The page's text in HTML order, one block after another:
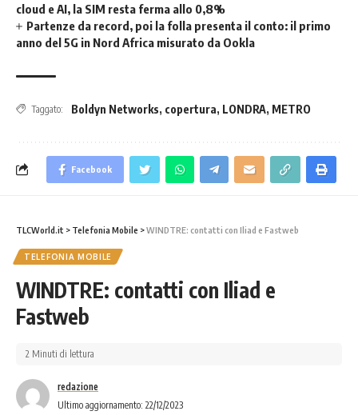
cloud e AI, la SIM resta ferma allo 0,8%
Partenze da record, poi la folla presenta il conto: il primo
anno del 5G in Nord Africa misurato da Ookla
Taggato: Boldyn Networks, copertura, LONDRA, METRO
Facebook
TLCWorld.it > Telefonia Mobile >WINDTRE: contatti con Iliad e Fastweb
TELEFONIA MOBILE
WINDTRE: contatti con Iliad e
Fastweb
Ultimo aggiornamento: 22/12/2023
redazione
2 Minuti di lettura